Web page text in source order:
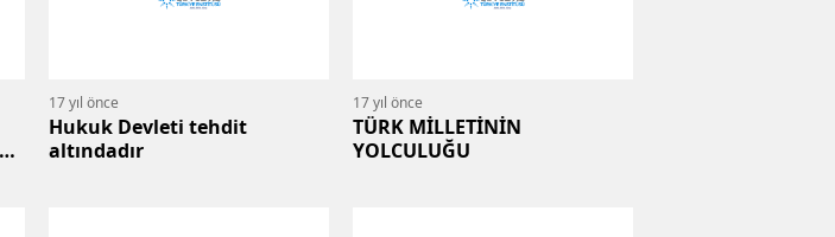
17 yıl önce
Hukuk Devleti tehdit
altındadır
17 yıl önce
TÜRK MİLLETİNİN
YOLCULUĞU